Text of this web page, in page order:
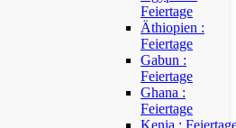
Feiertage
Äthiopien :
Feiertage
Gabun :
Feiertage
Ghana :
Feiertage
Kenia :